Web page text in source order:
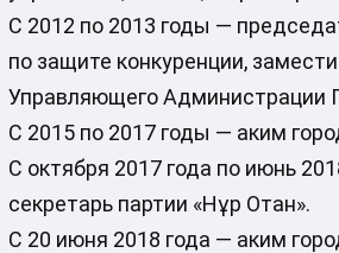
С 2012 по 2013 годы —
по защите конкуренции,
Управляющего Администрации
С 2015 по 2017 годы — аким
С октября 2017 года по июнь
секретарь партии «Нұр Отан».
С 20 июня 2018 года — аким